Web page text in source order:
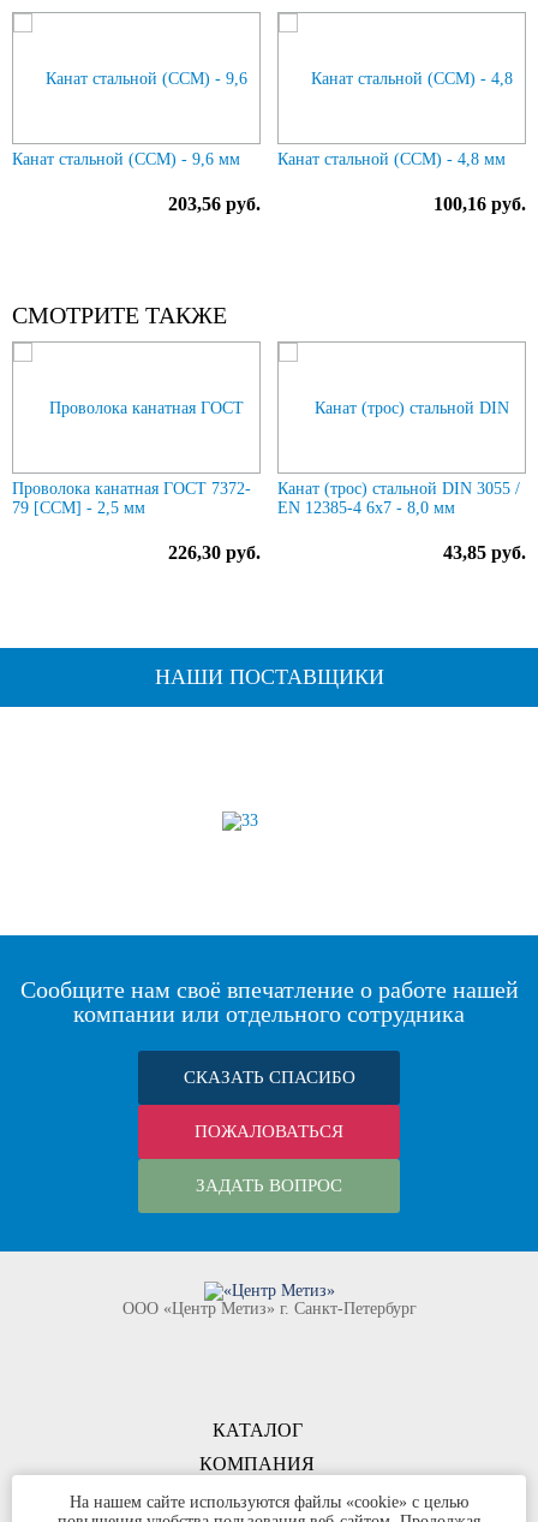
Previous
Канат стальной (ССМ) - 9,6 мм
203,56 руб.
Канат стальной (ССМ) - 4,8 мм
100,16 руб.
СМОТРИТЕ ТАКЖЕ
Previous
Проволока канатная ГОСТ 7372-
79 [ССМ] - 2,5 мм
226,30 руб.
Канат (трос) стальной DIN 3055 /
EN 12385-4 6x7 - 8,0 мм
43,85 руб.
НАШИ ПОСТАВЩИКИ
Сообщите нам своё впечатление о работе нашей
компании или отдельного сотрудника
СКАЗАТЬ СПАСИБО
ПОЖАЛОВАТЬСЯ
ЗАДАТЬ ВОПРОС
КОМПАНИЯ
ООО «Центр Метиз» г. Санкт-Петербург
КАТАЛОГ
КОНТАКТЫ
На нашем сайте используются файлы «cookie» с целью